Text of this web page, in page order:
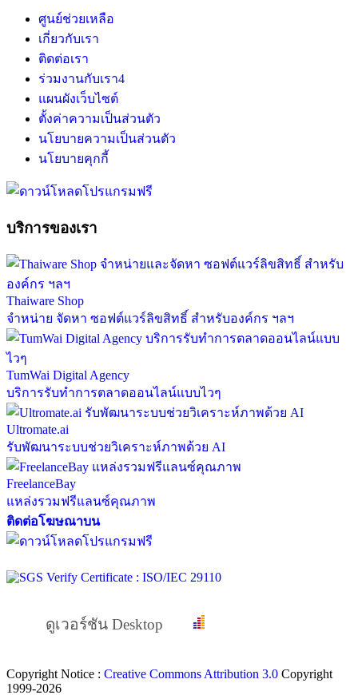
ศูนย์ช่วยเหลือ
เกี่ยวกับเรา
ติดต่อเรา
ร่วมงานกับเรา4
แผนผังเว็บไซต์
ตั้งค่าความเป็นส่วนตัว
นโยบายความเป็นส่วนตัว
นโยบายคุกกี้
บริการของเรา
Thaiware Shop
จำหน่าย จัดหา ซอฟต์แวร์ลิขสิทธิ์ สำหรับองค์กร ฯลฯ
TumWai Digital Agency
บริการรับทำการตลาดออนไลน์แบบไวๆ
Ultromate.ai
รับพัฒนาระบบช่วยวิเคราะห์ภาพด้วย AI
FreelanceBay
แหล่งรวมฟรีแลนซ์คุณภาพ
ติดต่อโฆษณาบน
ดูเวอร์ชัน Desktop
Copyright Notice : Creative Commons Attribution 3.0 Copyright
1999-2026